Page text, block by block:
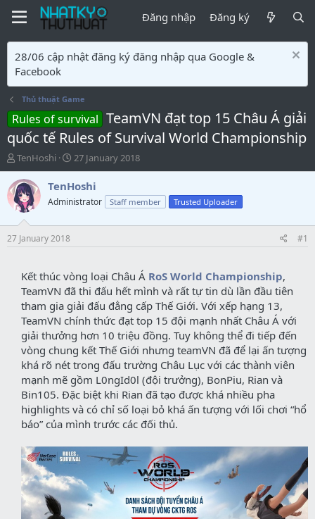
Đăng nhập Đăng ký
28/06 cập nhật đăng ký đăng nhập qua Google &
Facebook
Thủ thuật Game
Rules of survival TeamVN đạt top 15 Châu Á giải
quốc tế Rules of Survival World Championship
T
ạ
o
b
ở
TenHoshi
S
t
a
r
t
t
27 January 2018
TenHoshi
Administrator Staff member Trusted Uploader
27 January 2018 #1
Kết thúc vòng loại Châu Á RoS World Championship,
TeamVN đã thi đấu hết mình và rất tự tin dù lần đầu tiên
tham gia giải đấu đẳng cấp Thế Giới. Với xếp hạng 13,
TeamVN chính thức đạt top 15 đội mạnh nhất Châu Á với
giải thưởng hơn 10 triệu đồng. Tuy không thể đi tiếp đến
vòng chung kết Thế Giới nhưng teamVN đã để lại ấn tượng
khá rõ nét trong đấu trường Châu Lục với các thành viên
mạnh mẽ gồm L0ngId0l (đội trưởng), BonPiu, Rian và
Bin105. Đặc biệt khi Rian đã tạo được khá nhiều pha
highlights và có chỉ số loại bỏ khá ấn tượng với lối chơi “hổ
báo” của mình trước các đối thủ.